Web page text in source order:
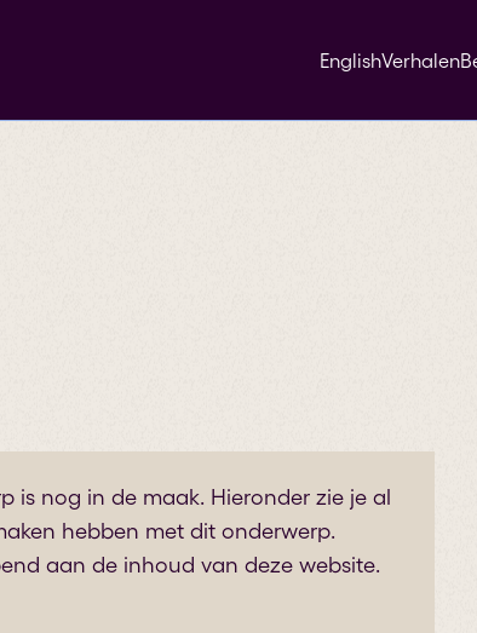
EnglishVerhalen
is nog in de maak. Hieronder zie je al
hebben met dit onderwerp.
aan de inhoud van deze website.